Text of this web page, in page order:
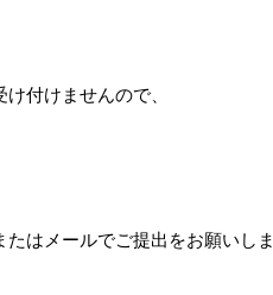
付けませんので、
はメールでご提出をお願いしま